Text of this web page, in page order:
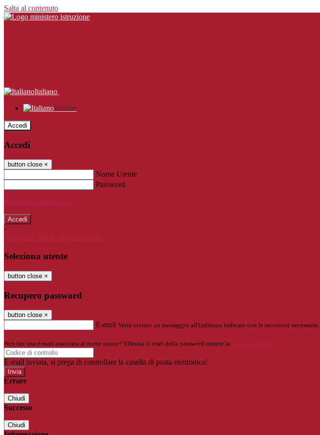
Salta al contenuto
Italiano
Italiano
Accedi
Accedi
button close ×
Nome Utente
Password
Password dimenticata?
-
Entra con SPID
Entra con CIE
Seleziona utente
button close ×
Recupero password
button close ×
E-mail Verrà inviato un messaggio all'indirizzo indicato con le istruzioni necessarie.
Non hai una e-mail associata al nome utente? Effettua il reset della password tramite la Login Spaggiari
E-mail inviata, si prega di controllare la casella di posta elettronica!
Errore
Chiudi
Successo
Chiudi